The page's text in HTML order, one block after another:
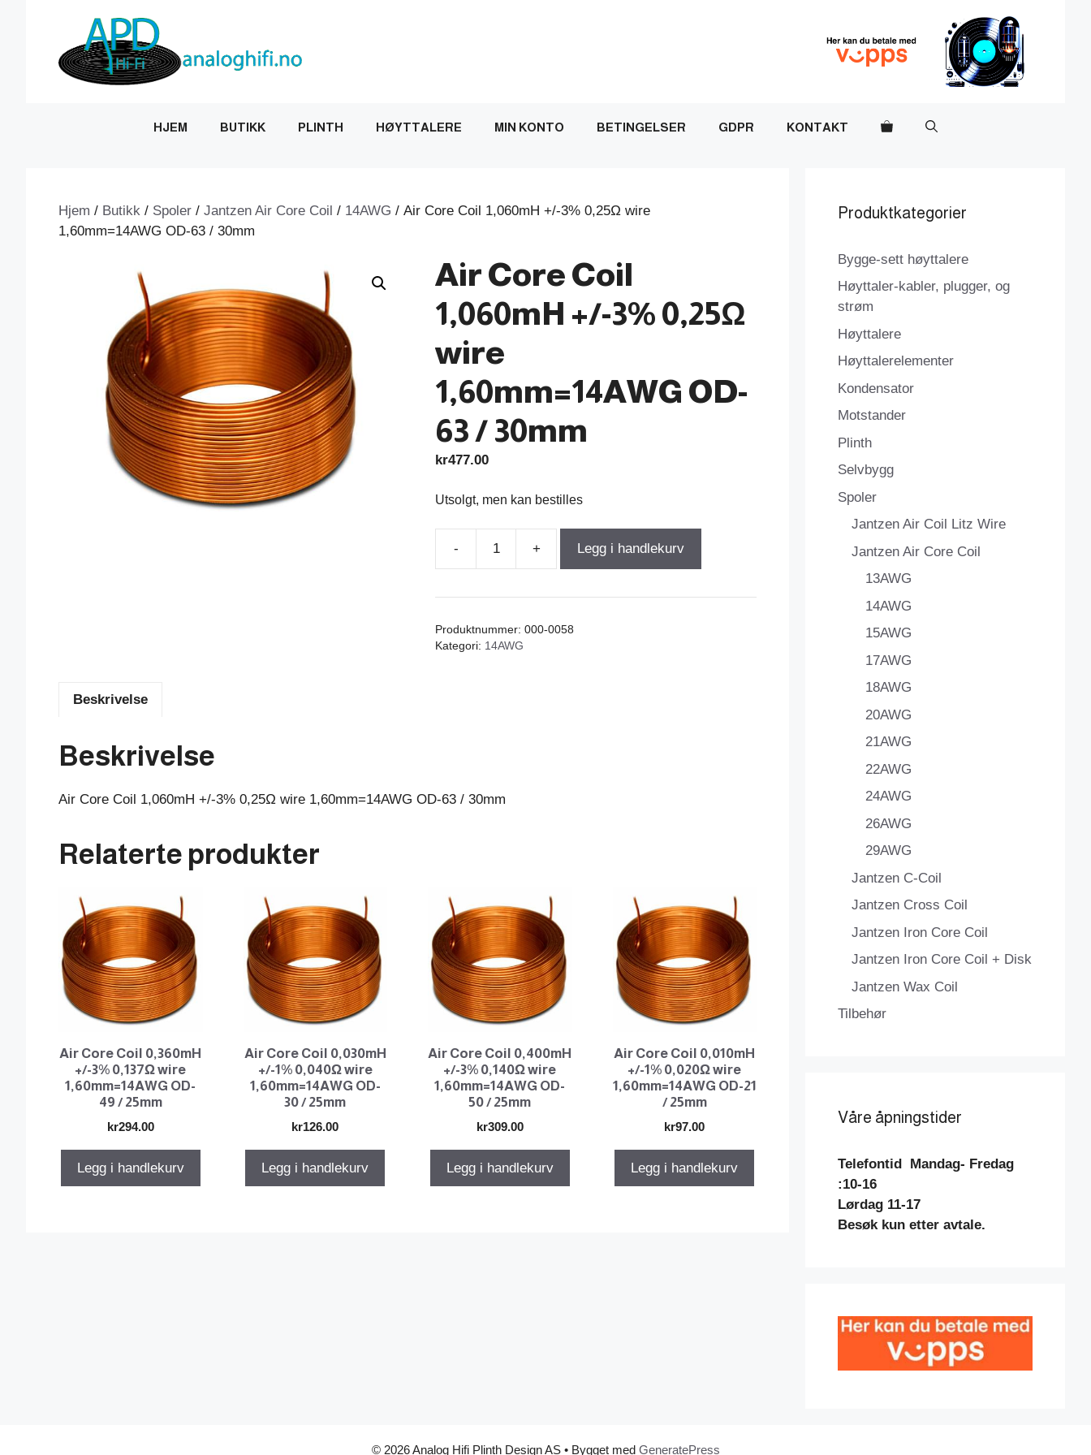
HJEM BUTIKK PLINTH HØYTTALERE MIN KONTO BETINGELSER GDPR KONTAKT
Hjem / Butikk / Spoler / Jantzen Air Core Coil / 14AWG / Air Core Coil 1,060mH +/-3% 0,25Ω wire
1,60mm=14AWG OD-63 / 30mm
Air Core Coil
1,060mH +/-3% 0,25Ω
wire
1,60mm=14AWG OD-
63 / 30mm
kr477.00
Utsolgt, men kan bestilles
-
Coil
+/-3%
antall
+ Legg i handlekurv
Produktnummer:000-0058
Kategori: 14AWG
Beskrivelse
Beskrivelse
Air Core Coil 1,060mH +/-3% 0,25Ω wire 1,60mm=14AWG OD-63 / 30mm
Relaterte produkter
Air Core Coil 0,360mH
+/-3% 0,137Ω wire
1,60mm=14AWG OD-
49 / 25mm
kr294.00
Legg i handlekurv
Air Core Coil 0,030mH
+/-1% 0,040Ω wire
1,60mm=14AWG OD-
30 / 25mm
kr126.00
Legg i handlekurv
Air Core Coil 0,400mH
+/-3% 0,140Ω wire
1,60mm=14AWG OD-
50 / 25mm
kr309.00
Legg i handlekurv
Air Core Coil 0,010mH
+/-1% 0,020Ω wire
1,60mm=14AWG OD-21
/ 25mm
kr97.00
Legg i handlekurv
Produktkategorier
Bygge-sett høyttalere
Høyttaler-kabler, plugger, og
strøm
Høyttalere
Høyttalerelementer
Kondensator
Motstander
Plinth
Selvbygg
Spoler
Jantzen Air Coil Litz Wire
Jantzen Air Core Coil
13AWG
14AWG
15AWG
17AWG
18AWG
20AWG
21AWG
22AWG
24AWG
26AWG
29AWG
Jantzen C-Coil
Jantzen Cross Coil
Jantzen Iron Core Coil
Jantzen Iron Core Coil + Disk
Jantzen Wax Coil
Tilbehør
Våre åpningstider
Telefontid Mandag- Fredag
:10-16
Lørdag 11-17
Besøk kun etter avtale.
© 2026 Analog Hifi Plinth Design AS• Bygget med GeneratePress